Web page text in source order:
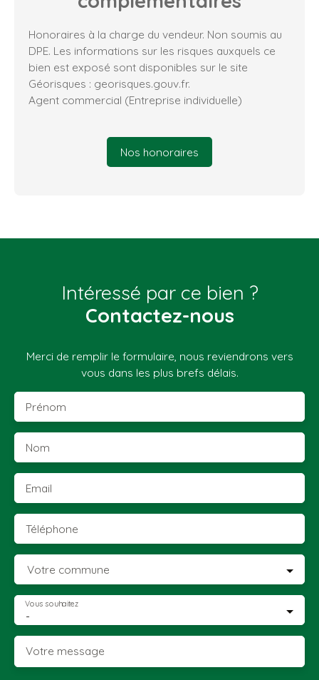
Honoraires à la charge du vendeur. Non soumis au
DPE. Les informations sur les risques auxquels ce
bien est exposé sont disponibles sur le site
Géorisques : georisques.gouv.fr.
Agent commercial (Entreprise individuelle)
Nos honoraires
Intéressé par ce bien ?
Contactez-nous
Merci de remplir le formulaire, nous reviendrons vers
vous dans les plus brefs délais.
Prénom
Nom
Email
Téléphone
Votre commune
-
Vous souhaitez
Votre message